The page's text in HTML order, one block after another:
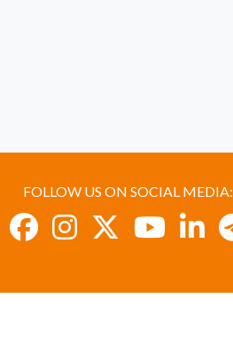
FOLLOW US ON SOCIAL MEDIA: